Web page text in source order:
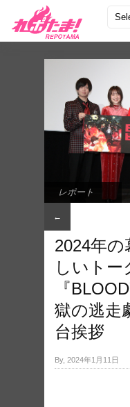
レポート
←
2024年
しいトー
『
獄の逃走
台挨拶
By, 2024年1月11日